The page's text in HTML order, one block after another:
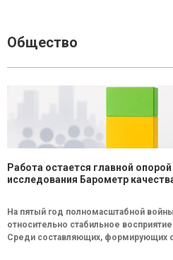
Общество
Работа остается главной
исследования Барометр
На пятый год полномасштабной
относительно стабильное
Среди составляющих, формирующих